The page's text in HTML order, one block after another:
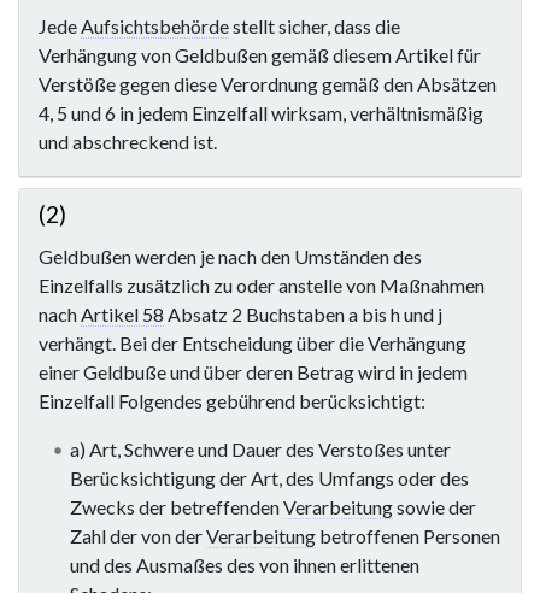
JedeAufsichtsbehördestellt sicher, dass die
Verhängung von Geldbußen gemäß diesem Artikel für
Verstöße gegen diese Verordnung gemäß den Absätzen
4, 5 und 6 in jedem Einzelfall wirksam, verhältnismäßig
und abschreckend ist.
(2)
Geldbußen werden je nach den Umständen des
Einzelfalls zusätzlich zu oder anstelle von Maßnahmen
nach Artikel 58 Absatz 2 Buchstaben a bis h und j
verhängt. Bei der Entscheidung über die Verhängung
einer Geldbuße und über deren Betrag wird in jedem
Einzelfall Folgendes gebührend berücksichtigt:
a) Art, Schwere und Dauer des Verstoßes unter
Berücksichtigung der Art, des Umfangs oder des
Zwecks der betreffendenVerarbeitungsowie der
Zahl der von derVerarbeitungbetroffenen Personen
und des Ausmaßes des von ihnen erlittenen